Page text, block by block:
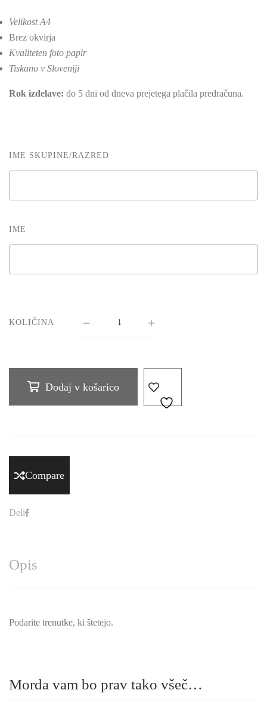
Velikost A4
Brez okvirja
Kvaliteten foto papir
Tiskano v Sloveniji
Rok izdelave: do 5 dni od dneva prejetega plačila predračuna.
IME SKUPINE/RAZRED
IME
KOLIČINA
Dodaj v košarico
Compare
Deli
Opis
Podarite trenutke, ki štetejo.
Morda vam bo prav tako všeč…